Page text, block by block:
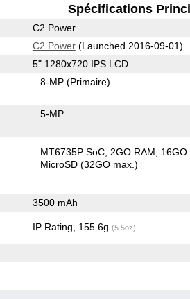
Spécifications
C2 Power
C2 Power(Launched 2016-09-01)
5" 1280x720 IPS LCD
8-MP(Primaire)
5-MP
MT6735P SoC 2GO RAM
16GO
MicroSD (32GO max.)
3500 mAh
IP Rating, 155.6g (5.5oz)